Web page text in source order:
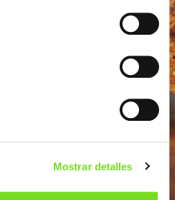
Mostrar detalles
recibir las últimas
entrevistas y
newsletter